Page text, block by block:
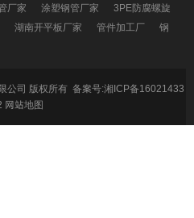
厂家 涂塑钢管厂家
3PE防腐螺旋
湖南开平板厂家 管件加工厂
钢
公司 版权所有 备案号:湘ICP备16021433
网站地图